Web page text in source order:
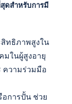
ดสำหรับการมี
ทธิภาพสูงใน
มในผู้สูงอายุ
ความร่วมมือ
อการปั้น ช่วย